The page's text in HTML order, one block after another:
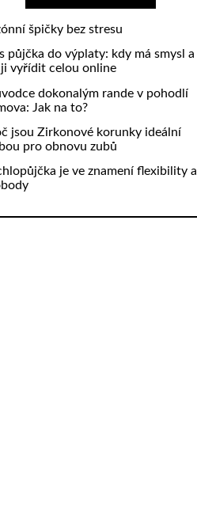
špičky bez stresu
půjčka do výplaty: kdy má smysl a
ji vyřídit celou online
dokonalým rande v pohodlí
Jak na to?
jsou Zirkonové korunky ideální
pro obnovu zubů
je ve znamení flexibility a